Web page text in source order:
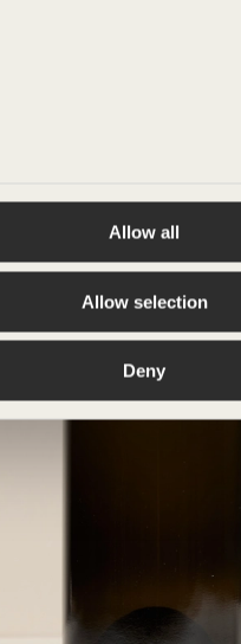
Allow all
Allow selection
Deny